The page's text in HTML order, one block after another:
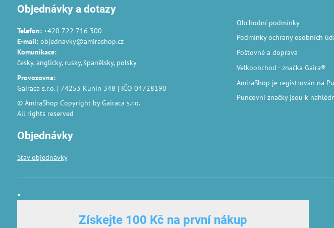
Objednávky a dotazy
Telefon:+420 722 716 300
E-mail:objednavky@amirashop.cz
Komunikace:
česky, anglicky, rusky, španělsky, polsky
Provozovna:
Gairaca s.r.o. | 74253 Kunín 348 | IČO 04728190
© AmiraShop Copyright by Gairaca s.r.o.
All rights reserved
Objednávky
Stav objednávky
Obchodní podmínky
Podmínky ochrany osobních
Poštovné a doprava
Velkoobchod - značka Gaira®
AmiraShop je registrován na
Puncovní značkyjsou k
×
Získejte 100 Kč na první nákup